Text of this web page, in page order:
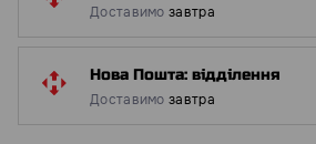
Доставимо завтра
Нова Пошта: відділення
Доставимо завтра